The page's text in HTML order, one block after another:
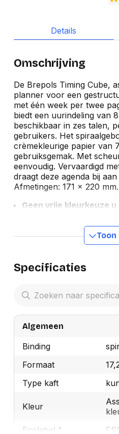
Details
Omschrijving
De Brepols Timing Cube,
planner voor een
met één week per twee
biedt een uurindeling van
beschikbaar in zes talen,
gebruikers. Het
crèmekleurige papier van
gebruiksgemak. Met
eenvoudig. Vervaardigd
draagt deze agenda bij
Afmetingen: 171 x 220 mm.
Geen vrije kleurkeuze
Specificaties
Algemeen
Binding
Formaat
Type kaft
Kleur
Ecolabel 1